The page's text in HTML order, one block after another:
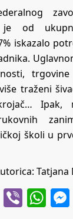
od
iskazalo
traženi
Ipak,
školi u
Viber